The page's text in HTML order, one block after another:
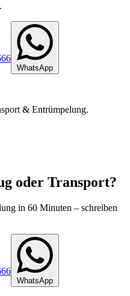
WhatsApp
& Entrümpelung.
oder Transport?
in 60 Minuten – schreiben
WhatsApp